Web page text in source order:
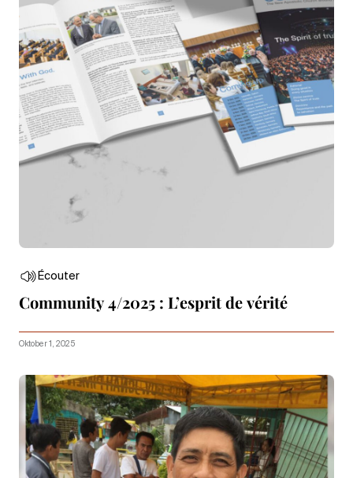
Écouter
Community 4/2025 : L’esprit de vérité
Oktober 1, 2025